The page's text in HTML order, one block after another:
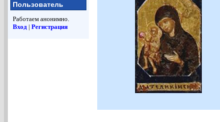
Пользователь
Работаем анонимно.
Вход | Регистрация